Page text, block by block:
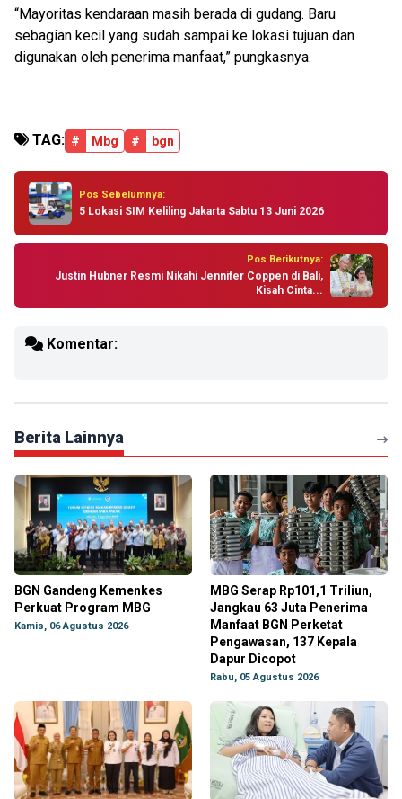
“Mayoritas kendaraan masih berada di gudang. Baru
sebagian kecil yang sudah sampai ke lokasi tujuan dan
digunakan oleh penerima manfaat,” pungkasnya.
TAG: # Mbg # bgn
Pos Sebelumnya:
5 Lokasi SIM Keliling Jakarta Sabtu 13 Juni 2026
Pos Berikutnya:
Justin Hubner Resmi Nikahi Jennifer Coppen di Bali,
Kisah Cinta...
Komentar:
Berita Lainnya
BGN Gandeng Kemenkes
Perkuat Program MBG
Kamis, 06 Agustus 2026
MBG Serap Rp101,1 Triliun,
Jangkau 63 Juta Penerima
Manfaat BGN Perketat
Pengawasan, 137 Kepala
Dapur Dicopot
Rabu, 05 Agustus 2026